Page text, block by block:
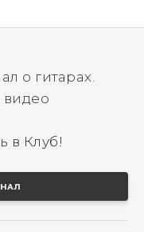
о гитарах.
видео
в Клуб!